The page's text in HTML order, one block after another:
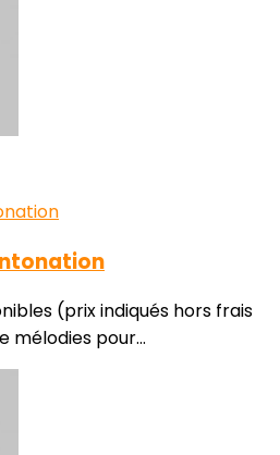
(prix indiqués hors frais
mélodies pour...